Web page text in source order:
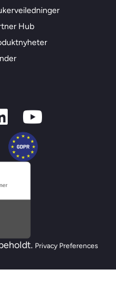
Hub
Privacy Preferences
– Er du klar